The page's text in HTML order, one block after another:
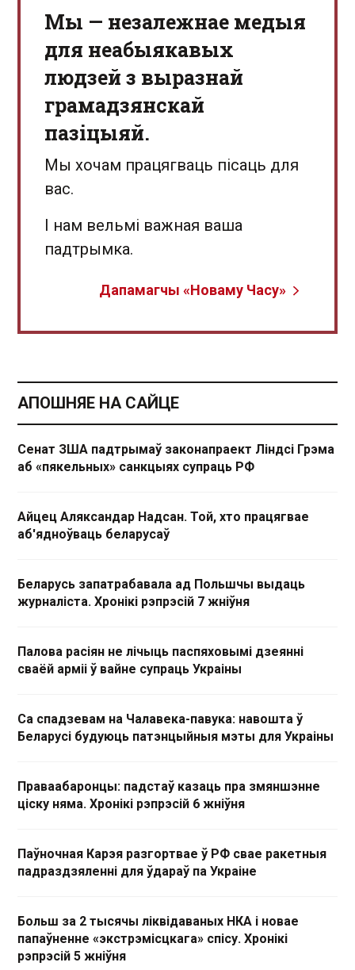
Мы — незалежнае медыя
для неабыякавых
людзей з выразнай
грамадзянскай
пазіцыяй.
Мы хочам працягваць пісаць для
вас.
І нам вельмі важная ваша
падтрымка.
Дапамагчы «Новаму Часу»
АПОШНЯЕ НА САЙЦЕ
Сенат ЗША падтрымаў законапраект Ліндсі Грэма
аб «пякельных» санкцыях супраць РФ
Айцец Аляксандар Надсан. Той, хто працягвае
аб'ядноўваць беларусаў
Беларусь запатрабавала ад Польшчы выдаць
журналіста. Хронікі рэпрэсій 7 жніўня
Палова расіян не лічыць паспяховымі дзеянні
сваёй арміі ў вайне супраць Украіны
Са спадзевам на Чалавека-павука: навошта ў
Беларусі будуюць патэнцыйныя мэты для Украіны
Праваабаронцы: падстаў казаць пра змяншэнне
ціску няма. Хронікі рэпрэсій 6 жніўня
Паўночная Карэя разгортвае ў РФ свае ракетныя
падраздзяленні для ўдараў па Украіне
Больш за 2 тысячы ліквідаваных НКА і новае
папаўненне «экстрэмісцкага» спісу. Хронікі
рэпрэсій 5 жніўня